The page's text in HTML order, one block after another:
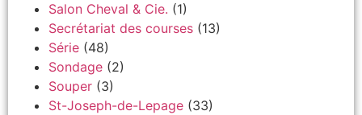
Salon Cheval & Cie. (1)
Secrétariat des courses (13)
Série (48)
Sondage (2)
Souper (3)
St-Joseph-de-Lepage (33)